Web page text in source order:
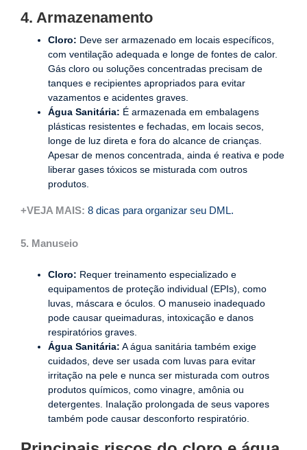
4. Armazenamento
Cloro: Deve ser armazenado em locais específicos,
com ventilação adequada e longe de fontes de calor.
Gás cloro ou soluções concentradas precisam de
tanques e recipientes apropriados para evitar
vazamentos e acidentes graves.
Água Sanitária: É armazenada em embalagens
plásticas resistentes e fechadas, em locais secos,
longe de luz direta e fora do alcance de crianças.
Apesar de menos concentrada, ainda é reativa e pode
liberar gases tóxicos se misturada com outros
produtos.
+VEJA MAIS: 8 dicas para organizar seu DML.
5. Manuseio
Cloro: Requer treinamento especializado e
equipamentos de proteção individual (EPIs), como
luvas, máscara e óculos. O manuseio inadequado
pode causar queimaduras, intoxicação e danos
respiratórios graves.
Água Sanitária: A água sanitária também exige
cuidados, deve ser usada com luvas para evitar
irritação na pele e nunca ser misturada com outros
produtos químicos, como vinagre, amônia ou
detergentes. Inalação prolongada de seus vapores
também pode causar desconforto respiratório.